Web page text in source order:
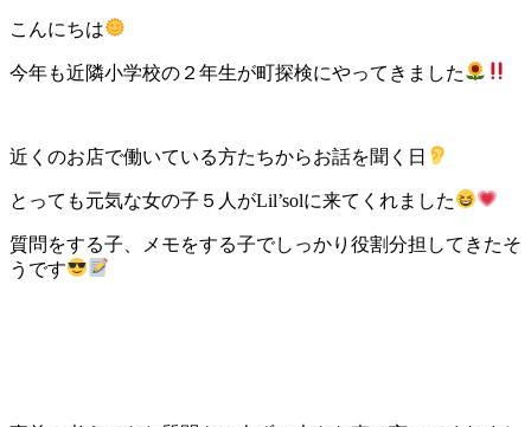
こんにちは
今年も近隣小学校の２年生が町探検にやってきました
近くのお店で働いている方たちからお話を聞く日
とっても元気な女の子５人がLil’solに来てくれました
質問をする子、メモをする子でしっかり役割分担してきたそ
うです